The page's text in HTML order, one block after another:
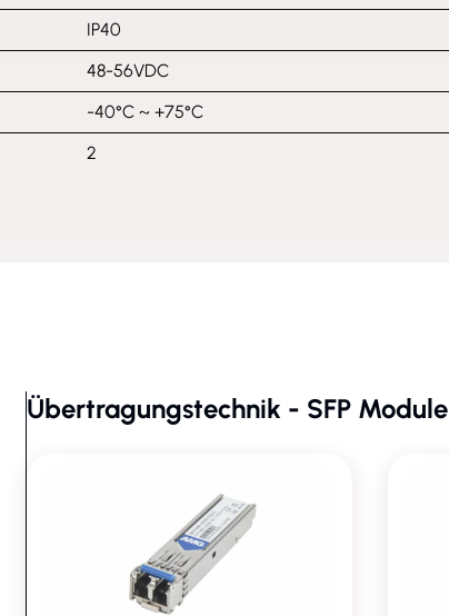
IP40
48-56VDC
-40°C ~ +75°C
2
Übertragungstechnik - SFP Module